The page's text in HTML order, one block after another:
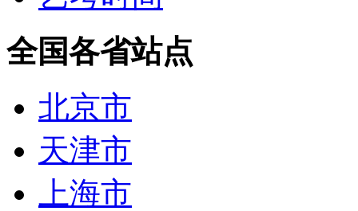
全国各省站点
北京市
天津市
上海市